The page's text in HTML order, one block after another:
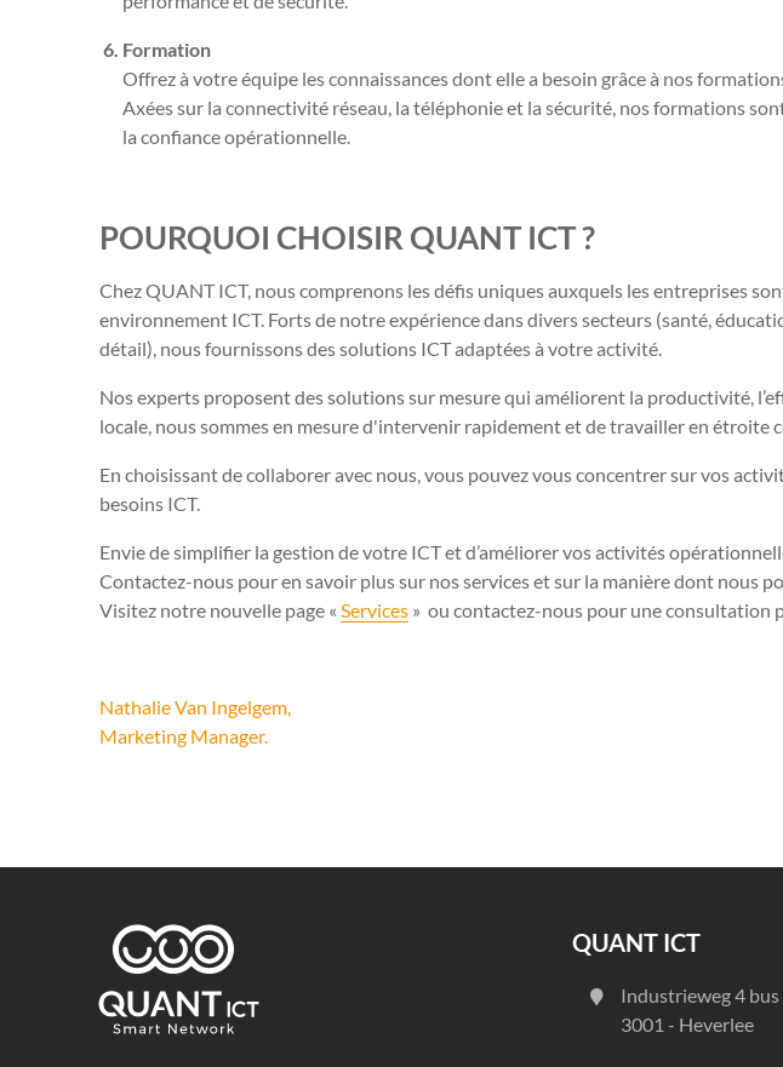
Formation
Offrez à votre équipe les connaissances dont elle a besoin grâce à nos
Axées sur la connectivité réseau, la téléphonie et la sécurité, nos formations
la confiance opérationnelle.
POURQUOI CHOISIR QUANT ICT ?
Chez QUANT ICT, nous comprenons les défis uniques auxquels les entreprises
environnement ICT. Forts de notre expérience dans divers secteurs (santé,
détail), nous fournissons des solutions ICT adaptées à votre activité.
Nos experts proposent des solutions sur mesure qui améliorent la productivité,
locale, nous sommes en mesure d'intervenir rapidement et de travailler en étroite
En choisissant de collaborer avec nous, vous pouvez vous concentrer sur vos
besoins ICT.
Envie de simplifier la gestion de votre ICT et d’améliorer vos activités
Contactez-nous pour en savoir plus sur nos services et sur la manière dont nous
Visitez notre nouvelle page « Services » ou contactez-nous pour une consultation
Nathalie Van Ingelgem,
Marketing Manager.
QUANT ICT
Industrieweg 4 bus
3001 - Heverlee